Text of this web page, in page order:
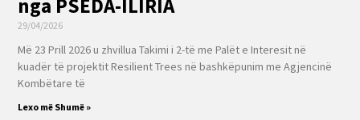
nga PSEDA-ILIRIA
29/04/2026
Më 23 Prill 2026 u zhvillua Takimi i 2-të me Palët e Interesit në
kuadër të projektit Resilient Trees në bashkëpunim me Agjencinë
Kombëtare të
Lexo më Shumë »